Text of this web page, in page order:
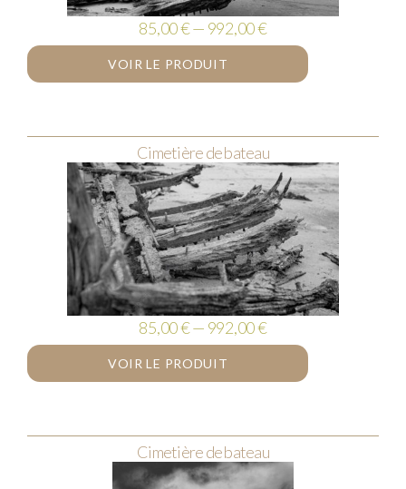
85,00 € — 992,00 €
VOIR LE PRODUIT
Cimetière de bateau
85,00 € — 992,00 €
VOIR LE PRODUIT
Cimetière de bateau